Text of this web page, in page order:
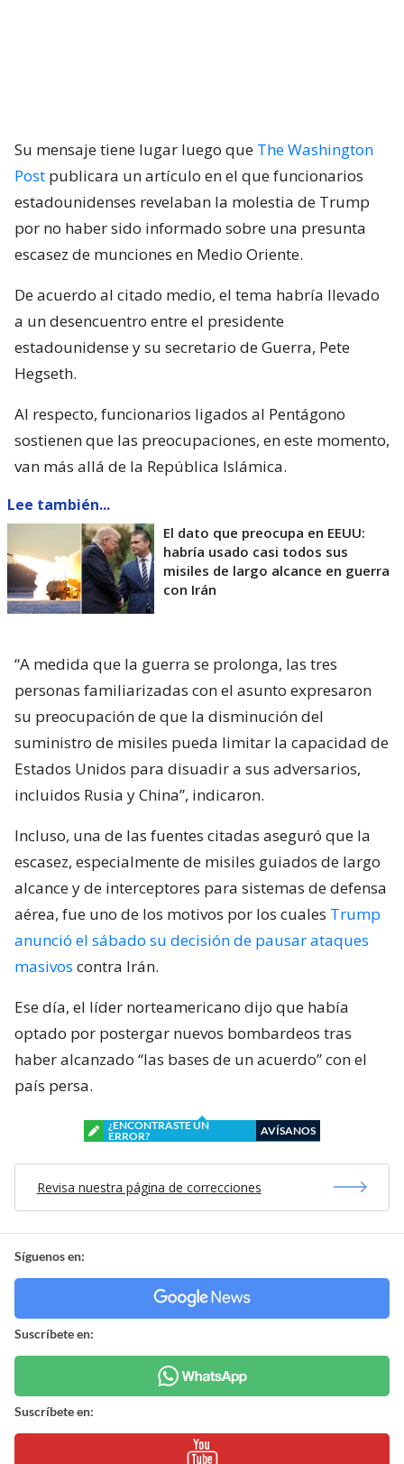
Su mensaje tiene lugar luego que The Washington
Post publicara un artículo en el que funcionarios
estadounidenses revelaban la molestia de Trump
por no haber sido informado sobre una presunta
escasez de munciones en Medio Oriente.
De acuerdo al citado medio, el tema habría llevado
a un desencuentro entre el presidente
estadounidense y su secretario de Guerra, Pete
Hegseth.
Al respecto, funcionarios ligados al Pentágono
sostienen que las preocupaciones, en este momento,
van más allá de la República Islámica.
Lee también...
El dato que preocupa en EEUU:
habría usado casi todos sus
misiles de largo alcance en guerra
con Irán
“A medida que la guerra se prolonga, las tres
personas familiarizadas con el asunto expresaron
su preocupación de que la disminución del
suministro de misiles pueda limitar la capacidad de
Estados Unidos para disuadir a sus adversarios,
incluidos Rusia y China”, indicaron.
Incluso, una de las fuentes citadas aseguró que la
escasez, especialmente de misiles guiados de largo
alcance y de interceptores para sistemas de defensa
aérea, fue uno de los motivos por los cuales Trump
anunció el sábado su decisión de pausar ataques
masivos contra Irán.
Ese día, el líder norteamericano dijo que había
optado por postergar nuevos bombardeos tras
haber alcanzado “las bases de un acuerdo” con el
país persa.
¿ENCONTRASTE UN
ERROR?
AVÍSANOS
Revisa nuestra página de correcciones
Síguenos en:
Suscríbete en:
Suscríbete en: